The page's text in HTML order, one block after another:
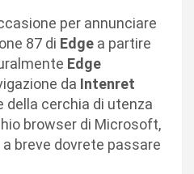
per annunciare
87 di Edge a partire
Edge
da Intenret
della cerchia di utenza
browser di Microsoft,
breve dovrete passare